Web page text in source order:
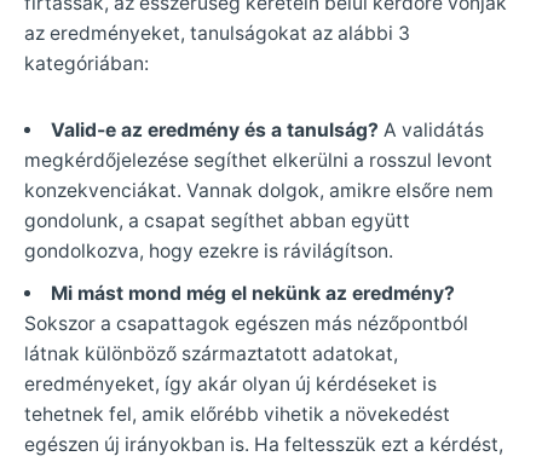
az eredményeket, tanulságokat az alábbi 3
kategóriában:
Valid-e az eredmény és a tanulság? A validátás
megkérdőjelezése segíthet elkerülni a rosszul levont
konzekvenciákat. Vannak dolgok, amikre elsőre nem
gondolunk, a csapat segíthet abban együtt
gondolkozva, hogy ezekre is rávilágítson.
Mi mást mond még el nekünk az eredmény?
Sokszor a csapattagok egészen más nézőpontból
látnak különböző származtatott adatokat,
eredményeket, így akár olyan új kérdéseket is
tehetnek fel, amik előrébb vihetik a növekedést
egészen új irányokban is. Ha feltesszük ezt a kérdést,